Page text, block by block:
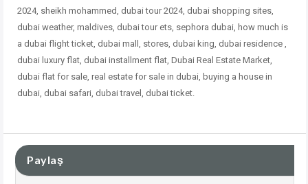
2024, sheikh mohammed, dubai tour 2024, dubai shopping sites,
dubai weather, maldives, dubai tour ets, sephora dubai, how much is
a dubai flight ticket, dubai mall, stores, dubai king, dubai residence ,
dubai luxury flat, dubai installment flat, Dubai Real Estate Market,
dubai flat for sale, real estate for sale in dubai, buying a house in
dubai, dubai safari, dubai travel, dubai ticket.
Paylaş